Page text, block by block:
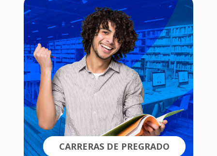
CARRERAS DE PREGRADO